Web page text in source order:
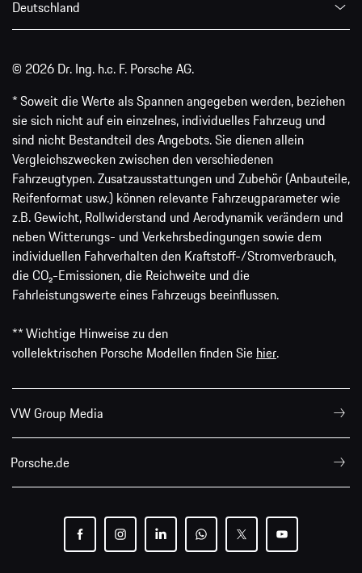
Deutschland
© 2026 Dr. Ing. h.c. F. Porsche AG.
* Soweit die Werte als Spannen angegeben werden, beziehen
sie sich nicht auf ein einzelnes, individuelles Fahrzeug und
sind nicht Bestandteil des Angebots. Sie dienen allein
Vergleichszwecken zwischen den verschiedenen
Fahrzeugtypen. Zusatzausstattungen und Zubehör (Anbauteile,
Reifenformat usw.) können relevante Fahrzeugparameter wie
z.B. Gewicht, Rollwiderstand und Aerodynamik verändern und
neben Witterungs- und Verkehrsbedingungen sowie dem
individuellen Fahrverhalten den Kraftstoff-/Stromverbrauch,
die CO₂-Emissionen, die Reichweite und die
Fahrleistungswerte eines Fahrzeugs beeinflussen.
** Wichtige Hinweise zu den
vollelektrischen Porsche Modellen finden Sie hier.
VW Group Media
Porsche.de